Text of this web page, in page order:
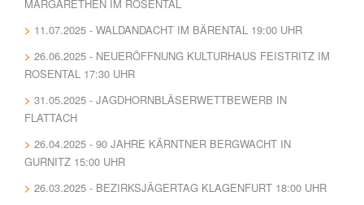
MARGARETHEN IM ROSENTAL
11.07.2025 - WALDANDACHT IM BÄRENTAL 19:00 UHR
26.06.2025 - NEUERÖFFNUNG KULTURHAUS FEISTRITZ IM
ROSENTAL 17:30 UHR
31.05.2025 - JAGDHORNBLÄSERWETTBEWERB IN
FLATTACH
26.04.2025 - 90 JAHRE KÄRNTNER BERGWACHT IN
GURNITZ 15:00 UHR
26.03.2025 - BEZIRKSJÄGERTAG KLAGENFURT 18:00 UHR